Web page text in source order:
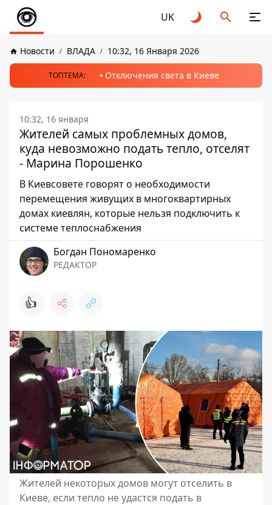
UK
Новости ВЛАДА 10:32, 16 Января 2026
ТОПТЕМА: Отключения света в Киеве
10:32, 16 января
Жителей самых проблемных домов,
куда невозможно подать тепло, отселят
- Марина Порошенко
В Киевсовете говорят о необходимости
перемещения живущих в многоквартирных
домах киевлян, которые нельзя подключить к
системе теплоснабжения
Богдан Пономаренко
РЕДАКТОР
👍
Жителей некоторых домов могут отселить в
Киеве, если тепло не удастся подать в